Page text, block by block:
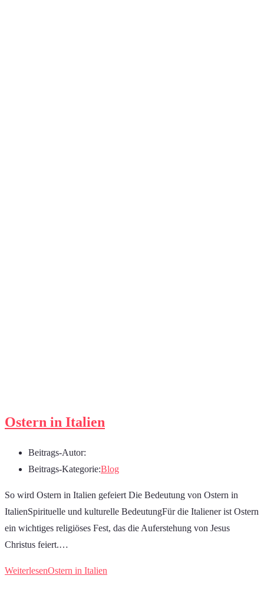
Ostern in Italien
Beitrags-Autor:
Beitrags-Kategorie:Blog
So wird Ostern in Italien gefeiert Die Bedeutung von Ostern in
ItalienSpirituelle und kulturelle BedeutungFür die Italiener ist Ostern
ein wichtiges religiöses Fest, das die Auferstehung von Jesus
Christus feiert.…
WeiterlesenOstern in Italien